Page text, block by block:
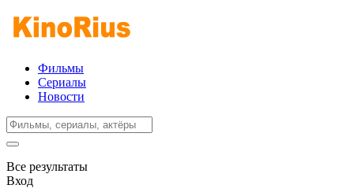
Фильмы
Сериалы
Новости
Все результаты
Вход